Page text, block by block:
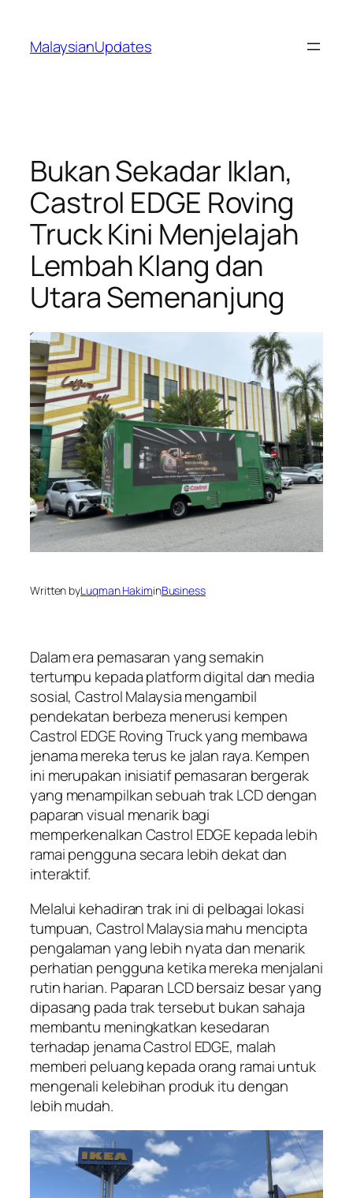
content
MalaysianUpdates
Bukan Sekadar Iklan,
Castrol EDGE Roving
Truck Kini Menjelajah
Lembah Klang dan
Utara Semenanjung
Written byLuqman HakiminBusiness
Dalam era pemasaran yang semakin
tertumpu kepada platform digital dan media
sosial, Castrol Malaysia mengambil
pendekatan berbeza menerusi kempen
Castrol EDGE Roving Truck yang membawa
jenama mereka terus ke jalan raya. Kempen
ini merupakan inisiatif pemasaran bergerak
yang menampilkan sebuah trak LCD dengan
paparan visual menarik bagi
memperkenalkan Castrol EDGE kepada lebih
ramai pengguna secara lebih dekat dan
interaktif.
Melalui kehadiran trak ini di pelbagai lokasi
tumpuan, Castrol Malaysia mahu mencipta
pengalaman yang lebih nyata dan menarik
perhatian pengguna ketika mereka menjalani
rutin harian. Paparan LCD bersaiz besar yang
dipasang pada trak tersebut bukan sahaja
membantu meningkatkan kesedaran
terhadap jenama Castrol EDGE, malah
memberi peluang kepada orang ramai untuk
mengenali kelebihan produk itu dengan
lebih mudah.